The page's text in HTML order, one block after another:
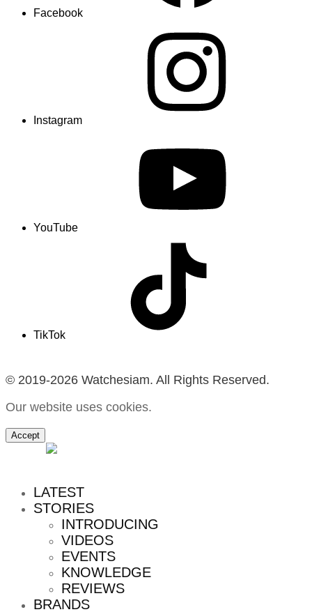
Facebook
Instagram
YouTube
TikTok
© 2019-2026 Watchesiam. All Rights Reserved.
Our website uses cookies.
Accept
LATEST
STORIES
INTRODUCING
VIDEOS
EVENTS
KNOWLEDGE
REVIEWS
BRANDS